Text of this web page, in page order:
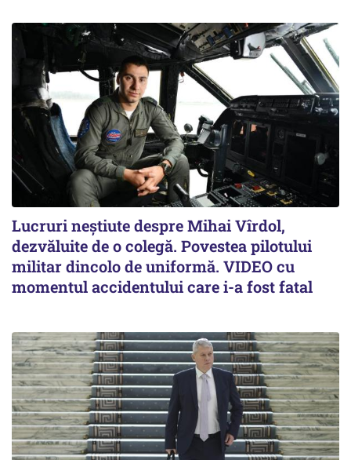
Lucruri neștiute despre Mihai Vîrdol,
dezvăluite de o colegă. Povestea pilotului
militar dincolo de uniformă. VIDEO cu
momentul accidentului care i-a fost fatal